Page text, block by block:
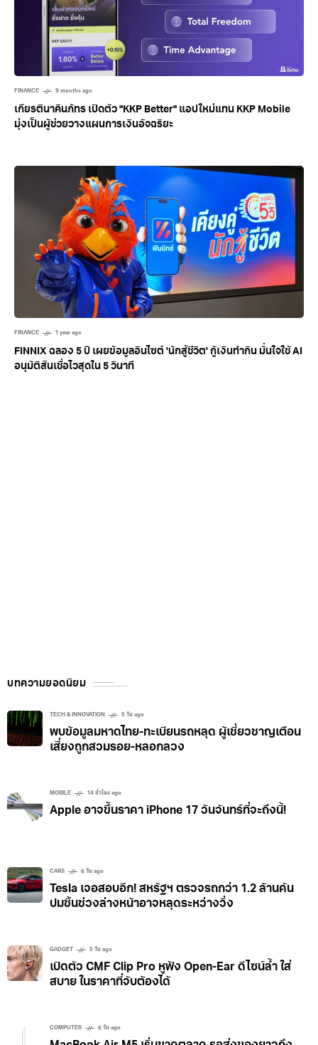
FINANCE 9 months ago
เกียรตินาคินภัทร เปิดตัว "KKP Better" แอปใหม่แทน KKP Mobile
มุ่งเป็นผู้ช่วยวางแผนการเงินอัจฉริยะ
FINANCE 1 year ago
FINNIX ฉลอง 5 ปี เผยข้อมูลอินไซต์ 'นักสู้ชีวิต' กู้เงินทำกิน มั่นใจใช้ AI
อนุมัติสินเชื่อไวสุดใน 5 วินาที
บทความยอดนิยม
TECH & INNOVATION 5 วัน ago
พบข้อมูลมหาดไทย-ทะเบียนรถหลุด ผู้เชี่ยวชาญเตือน
เสี่ยงถูกสวมรอย-หลอกลวง
MOBILE 14 ชั่วโมง ago
Apple อาจขึ้นราคา iPhone 17 วันจันทร์ที่จะถึงนี้!
CARS 6 วัน ago
Tesla เจอสอบอีก! สหรัฐฯ ตรวจรถกว่า 1.2 ล้านคัน
ปมชิ้นช่วงล่างหน้าอาจหลุดระหว่างวิ่ง
GADGET 5 วัน ago
เปิดตัว CMF Clip Pro หูฟัง Open-Ear ดีไซน์ล้ำ ใส่
สบาย ในราคาที่จับต้องได้
COMPUTER 6 วัน ago